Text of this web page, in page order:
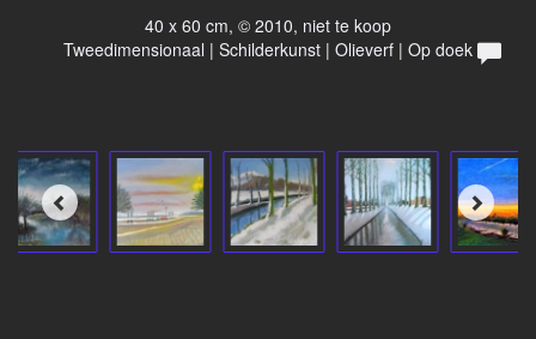
40 x 60 cm, © 2010, niet te koop
Tweedimensionaal | Schilderkunst | Olieverf | Op doek